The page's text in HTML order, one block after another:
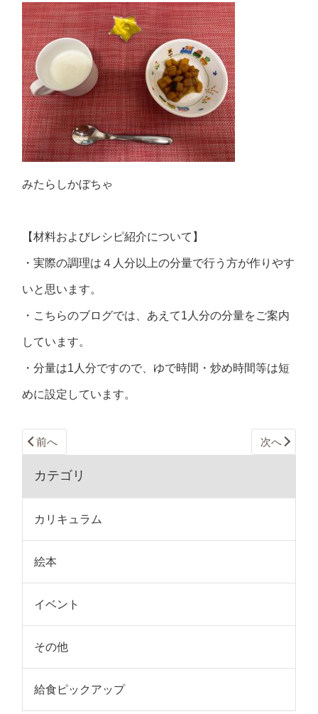
みたらしかぼちゃ
【材料およびレシピ紹介について】
・実際の調理は４人分以上の分量で行う方が作りやす
いと思います。
・こちらのブログでは、あえて1人分の分量をご案内
しています。
・分量は1人分ですので、ゆで時間・炒め時間等は短
めに設定しています。
前へ 次へ
カテゴリ
カリキュラム
絵本
イベント
その他
給食ピックアップ